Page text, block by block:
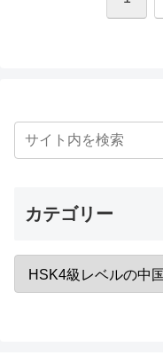
カテゴリー